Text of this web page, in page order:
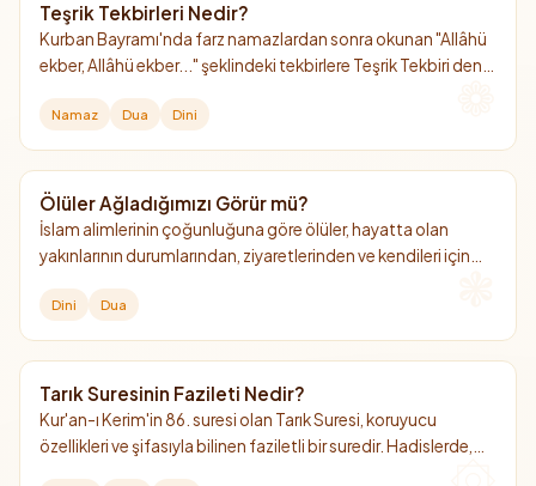
Teşrik Tekbirleri Nedir?
Kurban Bayramı'nda farz namazlardan sonra okunan "Allâhü
ekber, Allâhü ekber..." şeklindeki tekbirlere Teşrik Tekbiri denir.
ikindi namazına kadar devam eder.
Namaz Dua Dini
Ölüler Ağladığımızı Görür mü?
İslam alimlerinin çoğunluğuna göre ölüler, hayatta olan
yakınlarının durumlarından, ziyaretlerinden ve kendileri için
Dini Dua
Tarık Suresinin Fazileti Nedir?
Kur'an-ı Kerim'in 86. suresi olan Tarık Suresi, koruyucu
özellikleri ve şifasıyla bilinen faziletli bir suredir. Hadislerde,